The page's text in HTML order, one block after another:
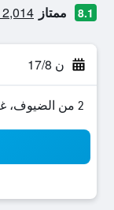
8.1 ممتاز 2,014 من التقييمات تم التحقق منها
ن 17/8
2 من الضيوف، غرفة واحدة